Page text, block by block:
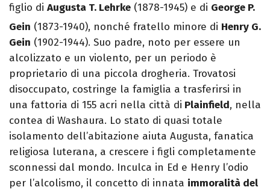
figlio di Augusta T. Lehrke (1878-1945) e di George P.
Gein (1873-1940), nonché fratello minore di Henry G.
Gein (1902-1944). Suo padre, noto per essere un
alcolizzato e un violento, per un periodo è
proprietario di una piccola drogheria. Trovatosi
disoccupato, costringe la famiglia a trasferirsi in
una fattoria di 155 acri nella città di Plainfield, nella
contea di Washaura. Lo stato di quasi totale
isolamento dell’abitazione aiuta Augusta, fanatica
religiosa luterana, a crescere i figli completamente
sconnessi dal mondo. Inculca in Ed e Henry l’odio
per l’alcolismo, il concetto di innata immoralità del